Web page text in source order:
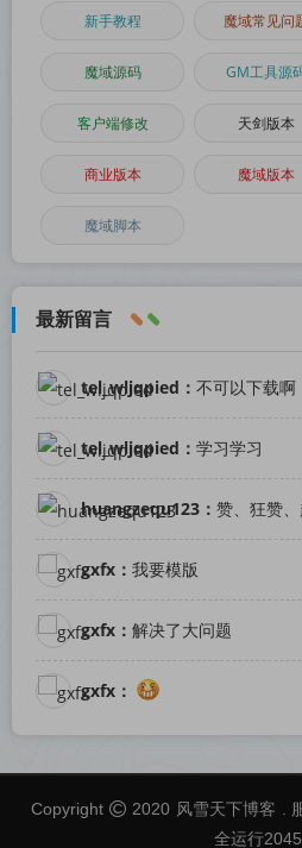
新手教程 魔域常见问
魔域源码 GM工具源
客户端修改 天剑版本
商业版本 魔域版本
魔域脚本
最新留言
tel_wljqpied： 不可以下载啊
tel_wljqpied： 学习学习
huangzequ123： 赞、狂赞、
gxfx： 我要模版
gxfx： 解决了大问题
gxfx：
Copyright 2020 风雪天下博客 .
全运行2045